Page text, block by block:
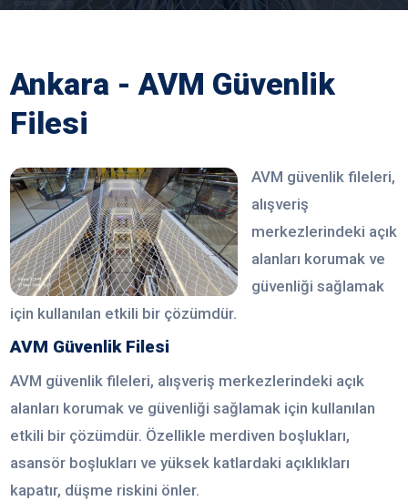
Ankara - AVM Güvenlik
Filesi
AVM güvenlik fileleri,
alışveriş
merkezlerindeki açık
alanları korumak ve
güvenliği sağlamak
için kullanılan etkili bir çözümdür.
AVM Güvenlik Filesi
AVM güvenlik fileleri, alışveriş merkezlerindeki açık
alanları korumak ve güvenliği sağlamak için kullanılan
etkili bir çözümdür. Özellikle merdiven boşlukları,
asansör boşlukları ve yüksek katlardaki açıklıkları
kapatır, düşme riskini önler.